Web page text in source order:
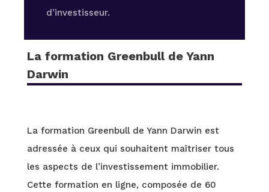
d’investisseur.
La formation Greenbull de Yann
Darwin
La formation Greenbull de Yann Darwin est
adressée à ceux qui souhaitent maîtriser tous
les aspects de l’investissement immobilier.
Cette formation en ligne, composée de 60